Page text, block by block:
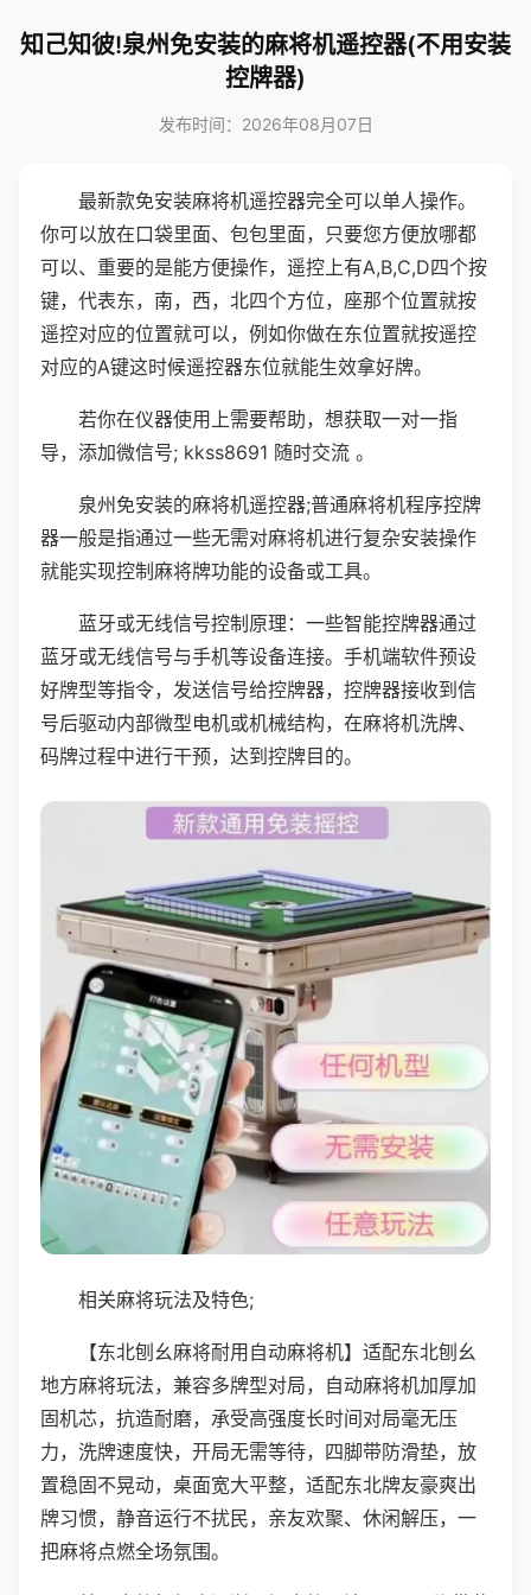
知己知彼!泉州免安装的麻将机遥控器(不用安装
控牌器)
发布时间：2026年08月07日
最新款免安装麻将机遥控器完全可以单人操作。
你可以放在口袋里面、包包里面，只要您方便放哪都
可以、重要的是能方便操作，遥控上有A,B,C,D四个按
键，代表东，南，西，北四个方位，座那个位置就按
遥控对应的位置就可以，例如你做在东位置就按遥控
对应的A键这时候遥控器东位就能生效拿好牌。
若你在仪器使用上需要帮助，想获取一对一指
导，添加微信号; kkss8691 随时交流 。
泉州免安装的麻将机遥控器;普通麻将机程序控牌
器一般是指通过一些无需对麻将机进行复杂安装操作
就能实现控制麻将牌功能的设备或工具。
蓝牙或无线信号控制原理：一些智能控牌器通过
蓝牙或无线信号与手机等设备连接。手机端软件预设
好牌型等指令，发送信号给控牌器，控牌器接收到信
号后驱动内部微型电机或机械结构，在麻将机洗牌、
码牌过程中进行干预，达到控牌目的。
相关麻将玩法及特色;
【东北刨幺麻将耐用自动麻将机】适配东北刨幺
地方麻将玩法，兼容多牌型对局，自动麻将机加厚加
固机芯，抗造耐磨，承受高强度长时间对局毫无压
力，洗牌速度快，开局无需等待，四脚带防滑垫，放
置稳固不晃动，桌面宽大平整，适配东北牌友豪爽出
牌习惯，静音运行不扰民，亲友欢聚、休闲解压，一
把麻将点燃全场氛围。